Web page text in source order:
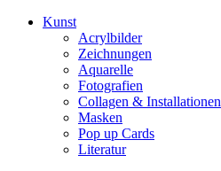
Kunst
Acrylbilder
Zeichnungen
Aquarelle
Fotografien
Collagen & Installationen
Masken
Pop up Cards
Literatur